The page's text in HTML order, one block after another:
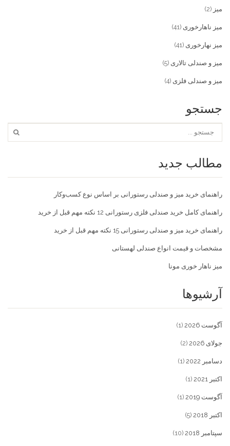
میز (2)
میز ناهارخوری (41)
میز نهارخوری (41)
میز و صندلی تالاری (5)
میز و صندلی فلزی (4)
جستجو
مطالب جدید
راهنمای خرید میز و صندلی رستورانی بر اساس نوع کسب‌و‌کار
راهنمای کامل خرید صندلی فلزی رستورانی 12 نکته مهم قبل از خرید
راهنمای خرید میز و صندلی رستورانی 15 نکته مهم قبل از خرید
مشخصات و قیمت انواع صندلی لهستانی
میز ناهار خوری مونا
آرشیوها
آگوست 2026 (1)
جولای 2026 (2)
دسامبر 2022 (1)
اکتبر 2021 (1)
آگوست 2019 (1)
اکتبر 2018 (5)
سپتامبر 2018 (10)